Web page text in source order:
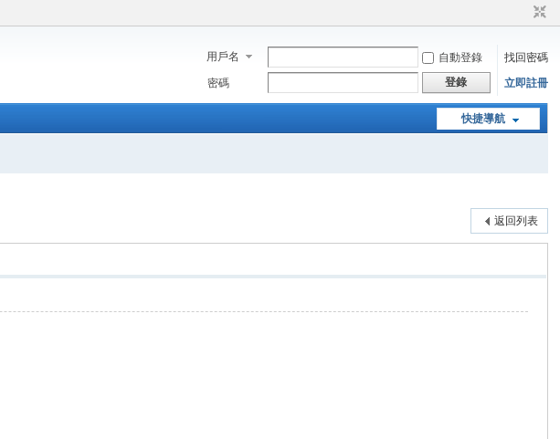
用戶名 自動登錄
找回密碼
密碼
登錄 立即註冊
快捷導航
返回列表